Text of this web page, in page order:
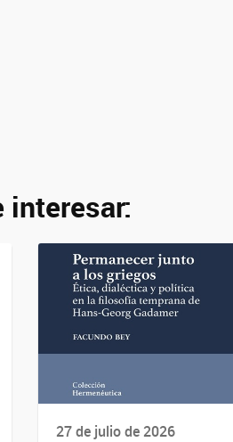
interesar:
27 de julio de 2026